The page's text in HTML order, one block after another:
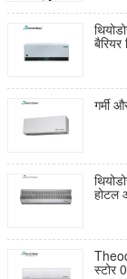
गर्मी
होटल
स्टोर